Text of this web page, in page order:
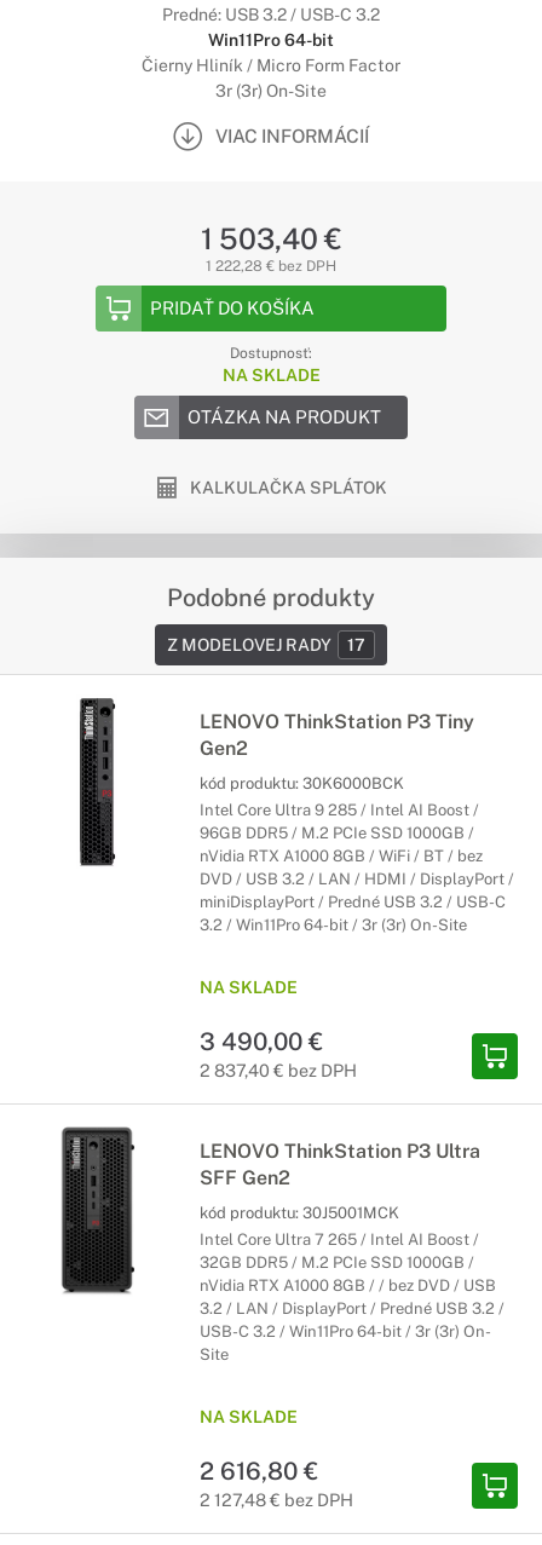
Predné: USB 3.2 / USB-C 3.2
Win11Pro 64-bit
Čierny Hliník / Micro Form Factor
3r (3r) On-Site
VIAC INFORMÁCIÍ
1 503,40 €
1 222,28 € bez DPH
PRIDAŤ DO KOŠÍKA
Dostupnosť:
NA SKLADE
OTÁZKA NA PRODUKT
KALKULAČKA SPLÁTOK
Podobné produkty
Z MODELOVEJ RADY 17
LENOVO ThinkStation P3 Tiny
Gen2
kód produktu: 30K6000BCK
Intel Core Ultra 9 285 / Intel AI Boost /
96GB DDR5 / M.2 PCIe SSD 1000GB /
nVidia RTX A1000 8GB / WiFi / BT / bez
DVD / USB 3.2 / LAN / HDMI / DisplayPort /
miniDisplayPort / Predné USB 3.2 / USB-C
3.2 / Win11Pro 64-bit / 3r (3r) On-Site
NA SKLADE
3 490,00 €
2 837,40 € bez DPH
LENOVO ThinkStation P3 Ultra
SFF Gen2
kód produktu: 30J5001MCK
Intel Core Ultra 7 265 / Intel AI Boost /
32GB DDR5 / M.2 PCIe SSD 1000GB /
nVidia RTX A1000 8GB / / bez DVD / USB
3.2 / LAN / DisplayPort / Predné USB 3.2 /
USB-C 3.2 / Win11Pro 64-bit / 3r (3r) On-
Site
NA SKLADE
2 616,80 €
2 127,48 € bez DPH